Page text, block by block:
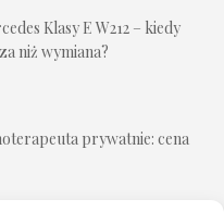
Klasy E W212 – kiedy
niż wymiana?
prywatnie: cena